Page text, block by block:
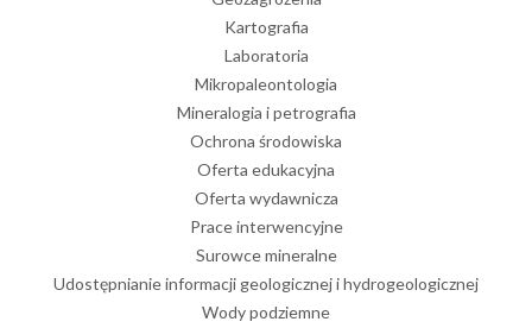
Kartografia
Laboratoria
Mikropaleontologia
Mineralogia i petrografia
Ochrona środowiska
Oferta edukacyjna
Oferta wydawnicza
Prace interwencyjne
Surowce mineralne
Udostępnianie informacji geologicznej i hydrogeologicznej
Wody podziemne